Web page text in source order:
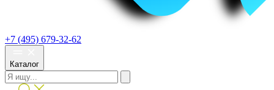
+7 (495) 679-32-62
Каталог